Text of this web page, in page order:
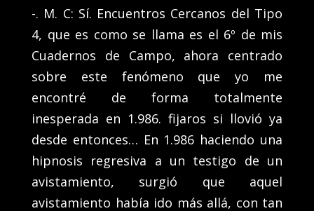
-. M. C: Sí. Encuentros Cercanos del Tipo
4, que es como se llama es el 6º de mis
Cuadernos de Campo, ahora centrado
sobre este fenómeno que yo me
encontré de forma totalmente
inesperada en 1.986. fijaros si llovió ya
desde entonces… En 1.986 haciendo una
hipnosis regresiva a un testigo de un
avistamiento, surgió que aquel
avistamiento había ido más allá, con tan